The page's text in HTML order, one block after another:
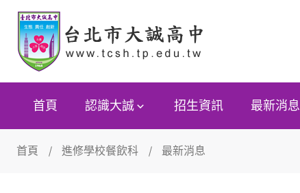
首頁 認識大誠 招生資訊 最新消息
首頁 進修學校餐飲科 最新消息